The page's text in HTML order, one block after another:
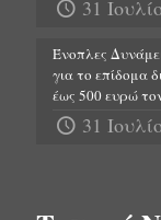
31
Ένοπλες
για το επίδομα
έως 500 ευρώ
31